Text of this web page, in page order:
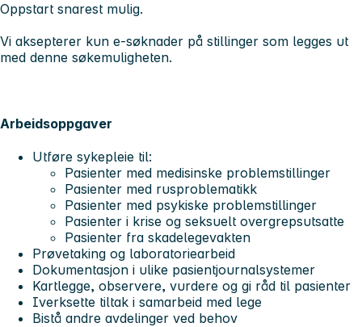
Oppstart snarest mulig.
Vi aksepterer kun e-søknader på stillinger som legges ut
med denne søkemuligheten.
Arbeidsoppgaver
Utføre sykepleie til:
Pasienter med medisinske problemstillinger
Pasienter med rusproblematikk
Pasienter med psykiske problemstillinger
Pasienter i krise og seksuelt overgrepsutsatte
Pasienter fra skadelegevakten
Prøvetaking og laboratoriearbeid
Dokumentasjon i ulike pasientjournalsystemer
Kartlegge, observere, vurdere og gi råd til pasienter
Iverksette tiltak i samarbeid med lege
Bistå andre avdelinger ved behov